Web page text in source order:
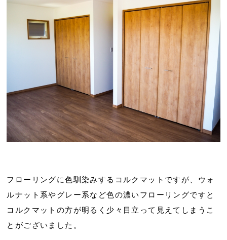
フローリングに色馴染みするコルクマットですが、ウォ
ルナット系やグレー系など色の濃いフローリングですと
コルクマットの方が明るく少々目立って見えてしまうこ
とがございました。